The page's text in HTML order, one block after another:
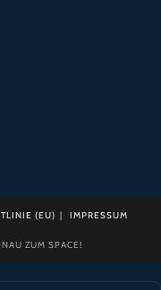
(EU) IMPRESSUM
ZUM SPACE!